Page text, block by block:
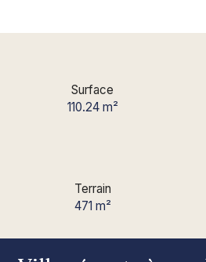
Surface
110.24 m²
Terrain
471 m²